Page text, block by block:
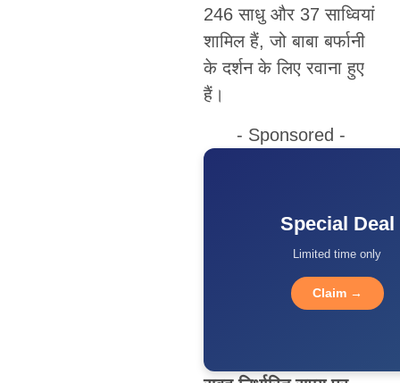
246 साधु और 37 साध्वियां
शामिल हैं, जो बाबा बर्फानी
के दर्शन के लिए रवाना हुए
हैं।
- Sponsored -
Special Deal
Limited time only
Claim →